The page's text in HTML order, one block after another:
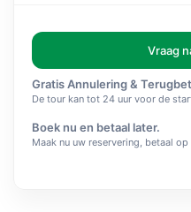
Vraag
Gratis Annulering &
De tour kan tot 24 uur voor de
Boek nu en betaal later.
Maak nu uw reservering, betaal